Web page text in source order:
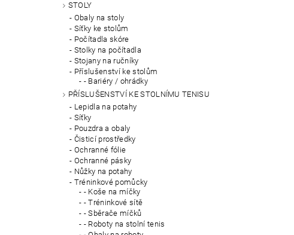
STOLY
Obaly na stoly
Síťky ke stolům
Počítadla skóre
Stolky na počítadla
Stojany na ručníky
Příslušenství ke stolům
- Bariéry / ohrádky
PŘÍSLUŠENSTVÍ KE STOLNÍMU TENISU
Lepidla na potahy
Síťky
Pouzdra a obaly
Čisticí prostředky
Ochranné fólie
Ochranné pásky
Nůžky na potahy
Tréninkové pomůcky
- Koše na míčky
- Tréninkové sítě
- Sběrače míčků
- Roboty na stolní tenis